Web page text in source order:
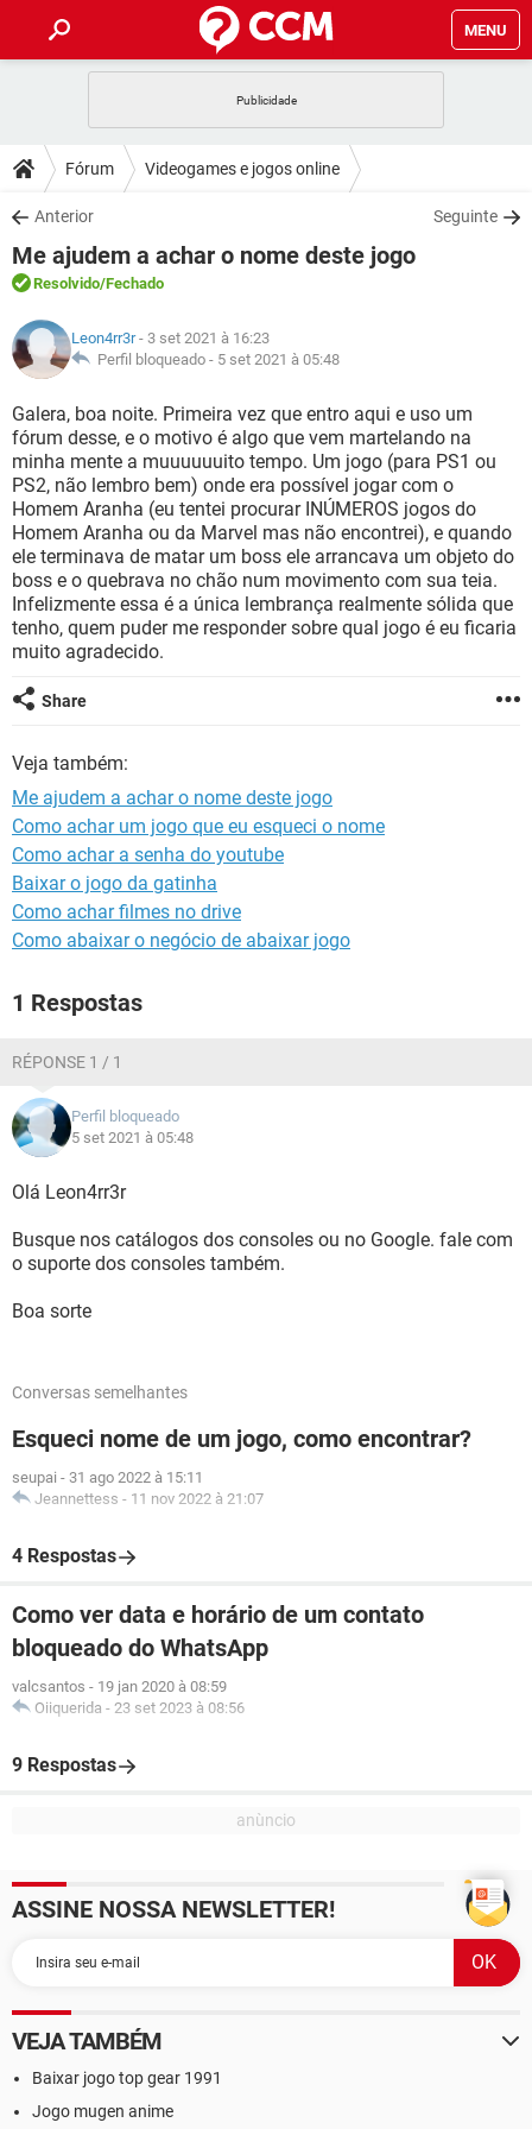
MENU
CELULAR FACEBOOK
OUTLOOK
INSTAGRAM GMAIL
GUIA DE COMPRAS
DICAS
JOGOS WHATSAPP
OUTLOOK
INSTAGRAM
GUIA DE COMPRAS
DOWNLOADS
JOGOS WHATSAPP
CELULAR
OUTLOOK
INSTAGRAM
GUIA DE COMPRAS
FÓRUM
JOGOS
CELULAR FACEBOOK
INSTAGRAM GMAIL
GUIA DE COMPRAS
GLOSSÁRIO
JOGOS
CELULAR FACEBOOK
OUTLOOK EXCEL
INSTAGRAM GMAIL
GUIA DE COMPRAS
Fórum Videogames e jogos online
Anterior Seguinte
Me ajudem a achar o nome deste jogo
Resolvido/Fechado
Leon4rr3r- 3 set 2021 à 16:23
Perfil bloqueado - 5 set 2021 à 05:48
Galera, boa noite. Primeira vez que entro aqui e uso um
fórum desse, e o motivo é algo que vem martelando na
minha mente a muuuuuuito tempo. Um jogo (para PS1 ou
PS2, não lembro bem) onde era possível jogar com o
Homem Aranha (eu tentei procurar INÚMEROS jogos do
Homem Aranha ou da Marvel mas não encontrei), e quando
ele terminava de matar um boss ele arrancava um objeto do
boss e o quebrava no chão num movimento com sua teia.
Infelizmente essa é a única lembrança realmente sólida que
tenho, quem puder me responder sobre qual jogo é eu ficaria
muito agradecido.
Share
Veja também:
Me ajudem a achar o nome deste jogo
Como achar um jogo que eu esqueci o nome
Como achar a senha do youtube
Baixar o jogo da gatinha
Como achar filmes no drive
Como abaixar o negócio de abaixar jogo
1 Respostas
RÉPONSE 1 / 1
Perfil bloqueado
5 set 2021 à 05:48
Olá Leon4rr3r
Busque nos catálogos dos consoles ou no Google. fale com
o suporte dos consoles também.
Boa sorte
Conversas semelhantes
Esqueci nome de um jogo, como encontrar?
seupai - 31 ago 2022 à 15:11
Jeannettess - 11 nov 2022 à 21:07
4 Respostas
Como ver data e horário de um contato
bloqueado do WhatsApp
valcsantos - 19 jan 2020 à 08:59
Oiiquerida - 23 set 2023 à 08:56
9 Respostas
ASSINE NOSSA NEWSLETTER!
VEJA TAMBÉM
Baixar jogo top gear 1991
Jogo mugen anime